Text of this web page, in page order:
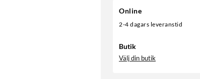
Online
2-4 dagars leveranstid
Butik
Välj din butik